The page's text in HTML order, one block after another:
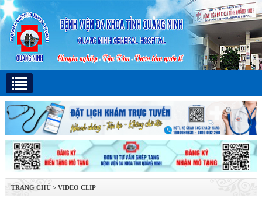
TRANG CHỦ > VIDEO CLIP